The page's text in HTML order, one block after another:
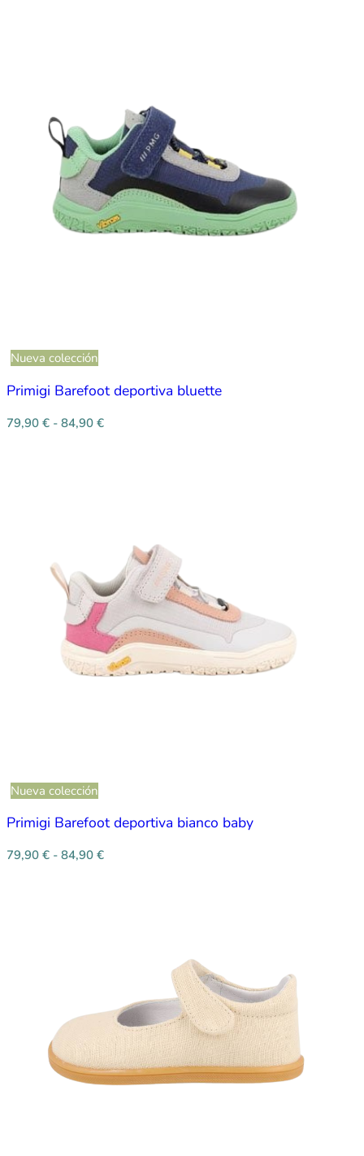
Nueva colección
Primigi Barefoot deportiva bluette
79,90 € - 84,90 €
Nueva colección
Primigi Barefoot deportiva bianco baby
79,90 € - 84,90 €